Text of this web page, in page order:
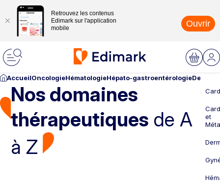
Retrouvez les contenus
Edimark sur l'application
mobile
Ouvrir
AccueilOncologieHématologieHépato-gastroentérologie
Nos domaines
thérapeutiques de A
à Z
et